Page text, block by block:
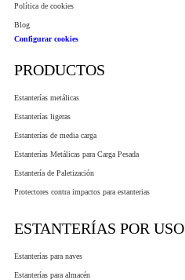
Política de cookies
Blog
Configurar cookies
PRODUCTOS
Estanterías metálicas
Estanterías ligeras
Estanterías de media carga
Estanterías Metálicas para Carga Pesada
Estantería de Paletización
Protectores contra impactos para estanterias
ESTANTERÍAS POR USO
Estanterías para naves
Estanterías para almacén